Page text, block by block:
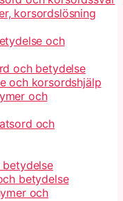
korsordslösning
och
och betydelse
och korsordshjälp
och
och
betydelse
betydelse
och